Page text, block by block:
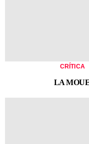
CRÍTICA
LA